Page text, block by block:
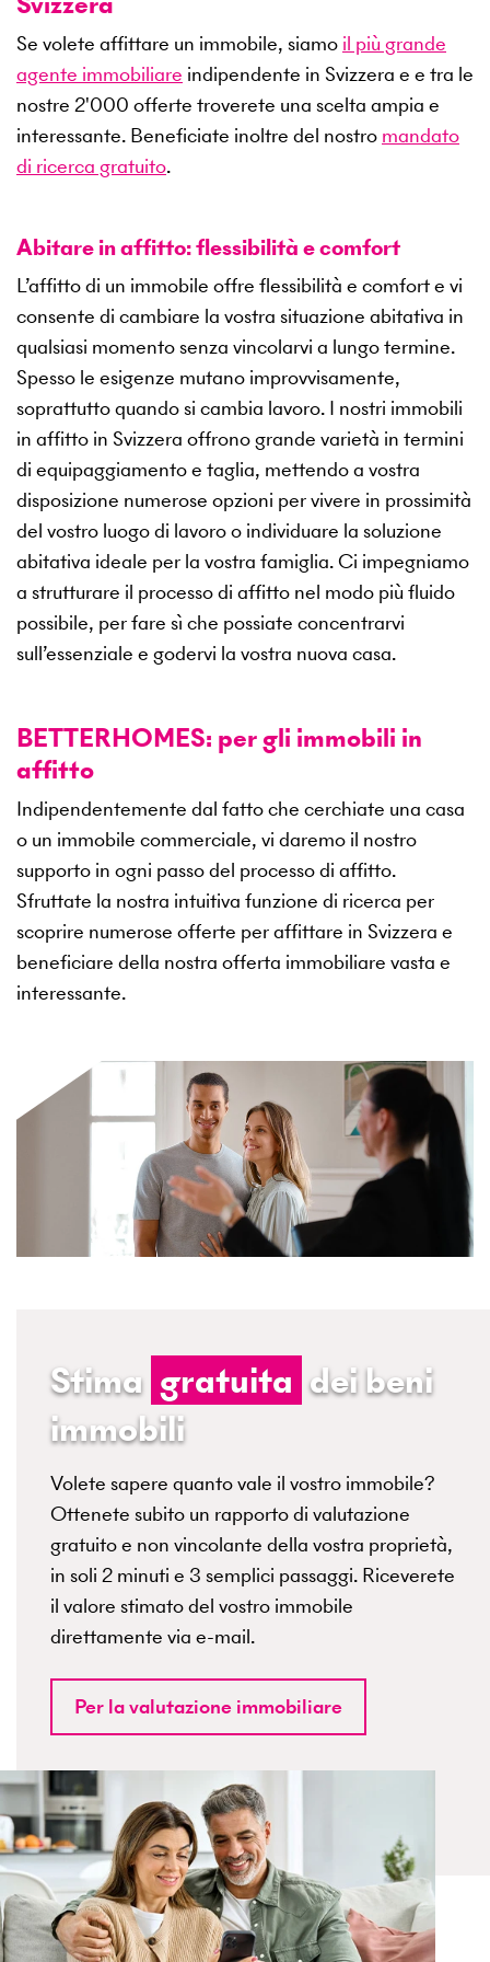
Se volete affittare un immobile, siamo il più grande
agente immobiliare indipendente in Svizzera e e tra le
nostre 2'000 offerte troverete una scelta ampia e
interessante. Beneficiate inoltre del nostro mandato
di ricerca gratuito.
Abitare in affitto: flessibilità e comfort
L’affitto di un immobile offre flessibilità e comfort e vi
consente di cambiare la vostra situazione abitativa in
qualsiasi momento senza vincolarvi a lungo termine.
Spesso le esigenze mutano improvvisamente,
soprattutto quando si cambia lavoro. I nostri immobili
in affitto in Svizzera offrono grande varietà in termini
di equipaggiamento e taglia, mettendo a vostra
disposizione numerose opzioni per vivere in prossimità
del vostro luogo di lavoro o individuare la soluzione
abitativa ideale per la vostra famiglia. Ci impegniamo
a strutturare il processo di affitto nel modo più fluido
possibile, per fare sì che possiate concentrarvi
sull’essenziale e godervi la vostra nuova casa.
BETTERHOMES: per gli immobili in
affitto
Indipendentemente dal fatto che cerchiate una casa
o un immobile commerciale, vi daremo il nostro
supporto in ogni passo del processo di affitto.
Sfruttate la nostra intuitiva funzione di ricerca per
scoprire numerose offerte per affittare in Svizzera e
beneficiare della nostra offerta immobiliare vasta e
interessante.
Stima gratuita dei beni
immobili
Volete sapere quanto vale il vostro immobile?
Ottenete subito un rapporto di valutazione
gratuito e non vincolante della vostra proprietà,
in soli 2 minuti e 3 semplici passaggi. Riceverete
il valore stimato del vostro immobile
direttamente via e-mail.
Per la valutazione immobiliare